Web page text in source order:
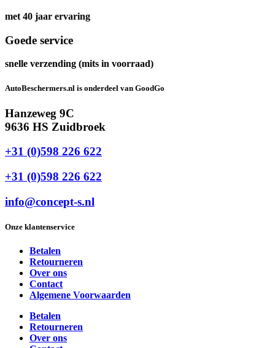
met 40 jaar ervaring
Goede service
snelle verzending (mits in voorraad)
AutoBeschermers.nl is onderdeel van GoodGo
Hanzeweg 9C
9636 HS Zuidbroek
+31 (0)598 226 622
+31 (0)598 226 622
info@concept-s.nl
Onze klantenservice
Betalen
Retourneren
Over ons
Contact
Algemene Voorwaarden
Betalen
Retourneren
Over ons